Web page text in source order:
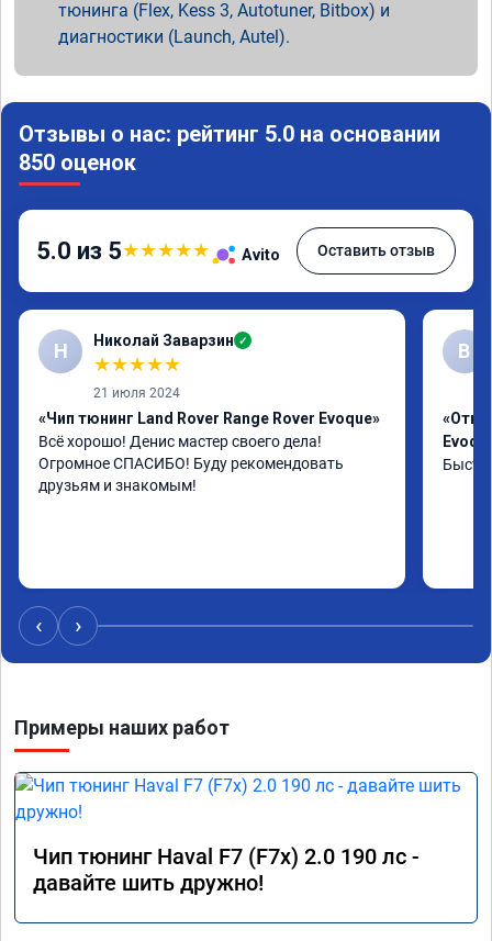
тюнинга (Flex, Kess 3, Autotuner, Bitbox) и
диагностики (Launch, Autel).
Отзывы о нас: рейтинг 5.0 на основании
850 оценок
5.0 из 5★★★★★ Avito Оставить отзыв
Н Николай Заварзин ✓
★★★★★
21 июля 2024
«Чип тюнинг Land Rover Range Rover Evoque»
Всё хорошо! Денис мастер своего дела!
Огромное СПАСИБО! Буду рекомендовать
друзьям и знакомым!
В
‹ ›
Примеры наших работ
Чип тюнинг Haval F7 (F7x) 2.0 190 лс -
давайте шить дружно!